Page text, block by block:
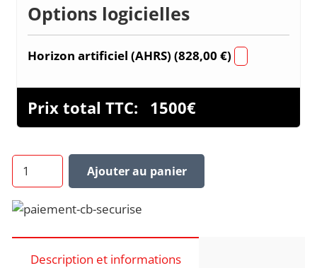
Options logicielles
Horizon artificiel (AHRS) (828,00€)
Prix total TTC: €
1500
quantité
de
Variomètre
LXNAV
S8
Ajouter au panier
Description et informations